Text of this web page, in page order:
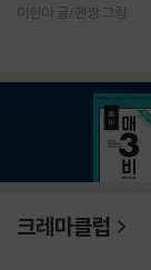
이현아 글/핸짱 그림
크레마클럽